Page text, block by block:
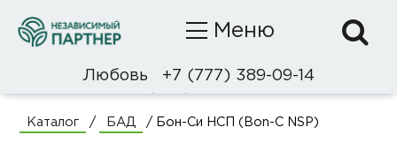
Меню
Любовь
+7 (777) 389-09-14
+7 (707) 106-09-95
Каталог / БАД / Бон-Си НСП (Bon-C NSP)